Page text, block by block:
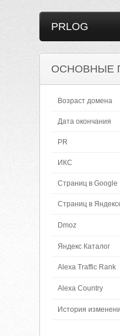
PRLOG
ОСНОВНЫЕ
Возраст домена
Дата окончания
PR
ИКС
Страниц в Google
Страниц в
Dmoz
Яндекс Каталог
Alexa Traffic Rank
Alexa Country
История